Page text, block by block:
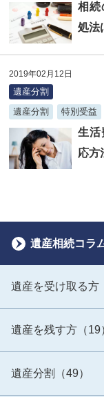
相続
処法
2019年02月12日
遺産分割
遺産分割
特別受益
生活
応方
遺産相続コラ
遺産を受け取る方
遺産を残す方（19
遺産分割（49）